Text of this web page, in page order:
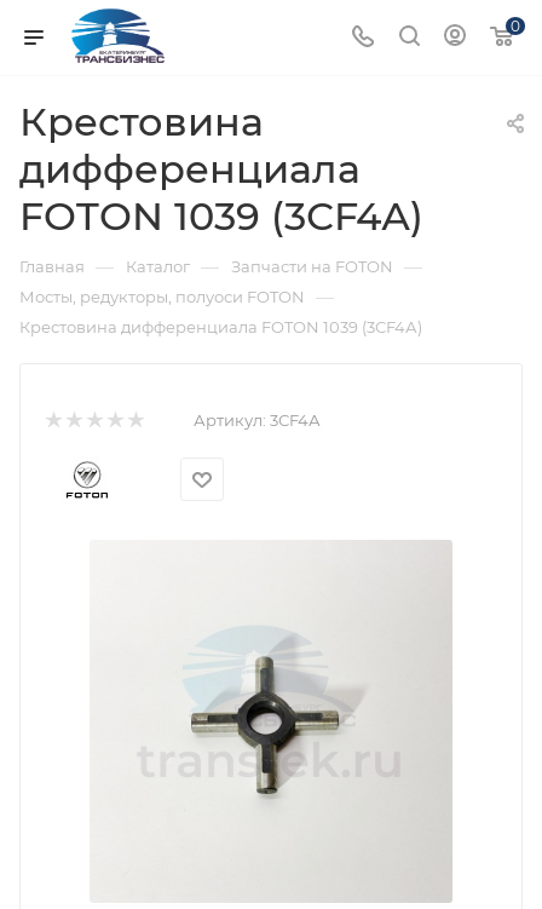
0
Крестовина
дифференциала
FOTON 1039 (3СF4А)
Главная — Каталог — Запчасти на FOTON —
Мосты, редукторы, полуоси FOTON —
Крестовина дифференциала FOTON 1039 (3СF4А)
Артикул: 3СF4А